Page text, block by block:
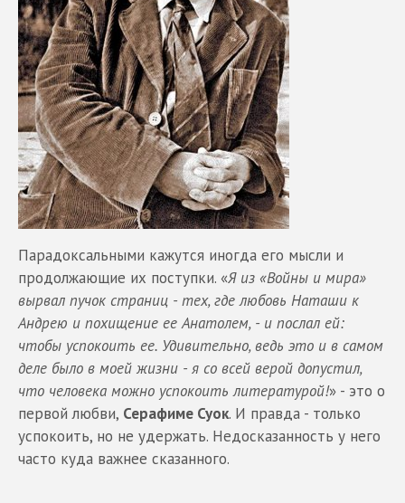
Парадоксальными кажутся иногда его мысли и
продолжающие их поступки. «Я из «Войны и мира»
вырвал пучок страниц - тех, где любовь Наташи к
Андрею и похищение ее Анатолем, - и послал ей:
чтобы успокоить ее. Удивительно, ведь это и в самом
деле было в моей жизни - я со всей верой допустил,
что человека можно успокоить литературой!» - это о
первой любви, Серафиме Суок. И правда - только
успокоить, но не удержать. Недосказанность у него
часто куда важнее сказанного.